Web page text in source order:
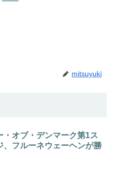
mitsuyuki
・オブ・デンマーク第1ス
、フルーネウェーヘンが勝